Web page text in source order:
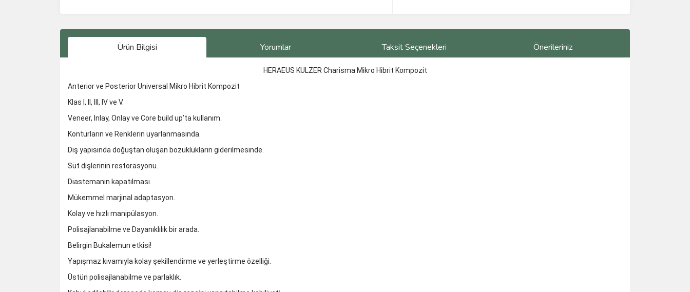
Ürün Bilgisi Yorumlar Taksit Seçenekleri Önerileriniz
HERAEUS KULZER Charisma Mikro Hibrit Kompozit
Anterior ve Posterior Universal Mikro Hibrit Kompozit
Klas I, II, III, IV ve V.
Veneer, Inlay, Onlay ve Core build up’ta kullanım.
Konturların ve Renklerin uyarlanmasında.
Diş yapısında doğuştan oluşan bozuklukların giderilmesinde.
Süt dişlerinin restorasyonu.
Diastemanın kapatılması.
Mükemmel marjinal adaptasyon.
Kolay ve hızlı manipülasyon.
Polisajlanabilme ve Dayanıklılık bir arada.
Belirgin Bukalemun etkisi!
Yapışmaz kıvamıyla kolay şekillendirme ve yerleştirme özelliği.
Üstün polisajlanabilme ve parlaklık.